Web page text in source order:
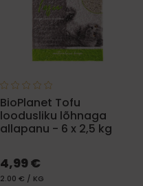
BioPlanet Tofu
loodusliku lõhnaga
allapanu - 6 x 2,5 kg
4,99 €
2.00 € / KG